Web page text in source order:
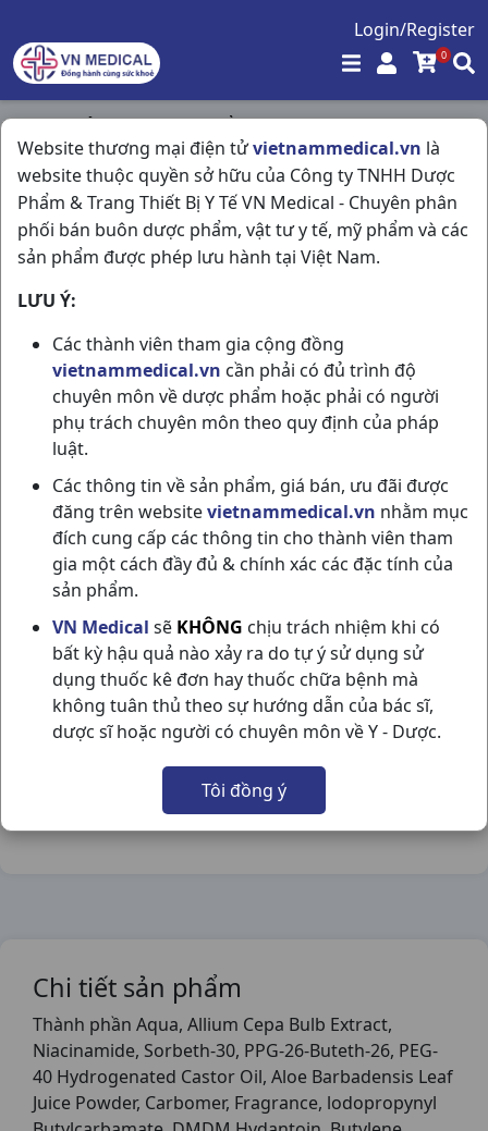
Login/Register
0
Website thương mại điện tửvietnammedical.vn là
website thuộc quyền sở hữu của Công ty TNHH Dược
Phẩm & Trang Thiết Bị Y Tế VN Medical - Chuyên phân
phối bán buôn dược phẩm, vật tư y tế, mỹ phẩm và các
sản phẩm được phép lưu hành tại Việt Nam.
LƯU Ý:
Các thành viên tham gia cộng đồng
vietnammedical.vn cần phải có đủ trình độ
chuyên môn về dược phẩm hoặc phải có người
phụ trách chuyên môn theo quy định của pháp
luật.
Các thông tin về sản phẩm, giá bán, ưu đãi được
đăng trên websitevietnammedical.vn nhằm mục
đích cung cấp các thông tin cho thành viên tham
gia một cách đầy đủ & chính xác các đặc tính của
sản phẩm.
VN Medical sẽ KHÔNG chịu trách nhiệm khi có
bất kỳ hậu quả nào xảy ra do tự ý sử dụng sử
dụng thuốc kê đơn hay thuốc chữa bệnh mà
không tuân thủ theo sự hướng dẫn của bác sĩ,
dược sĩ hoặc người có chuyên môn về Y - Dược.
Tôi đồng ý
Trang chủ / Hóa - Mỹ Phẩm /
Hiruscar Gel T5gr Thailand
HIRUSCAR GEL T5GR THAILAND
NSX:Thailand
Nhóm hàng:Hóa - Mỹ Phẩm,
Chia sẻ qua mạng xã hội:
Chi tiết sản phẩm
Thành phần Aqua, Allium Cepa Bulb Extract,
Niacinamide, Sorbeth-30, PPG-26-Buteth-26, PEG-
40 Hydrogenated Castor Oil, Aloe Barbadensis Leaf
Juice Powder, Carbomer, Fragrance, lodopropynyl